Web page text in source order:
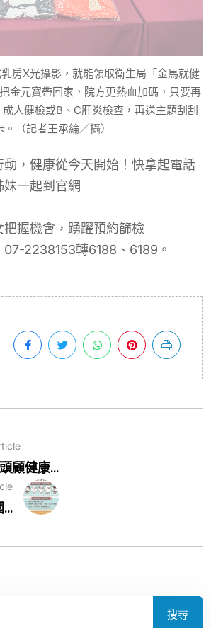
房X光攝影，就能領取衛生局「金馬就健
金元寶帶回家，院方更熱血加碼，只要再
人健檢或B、C肝炎檢查，再送主題刮刮
。（記者王承綸／攝）
，健康從今天開始！快拿起電話
一起到官網
握機會，踴躍預約篩檢
07-2238153轉6188、6189 。
顧健康...
搜尋